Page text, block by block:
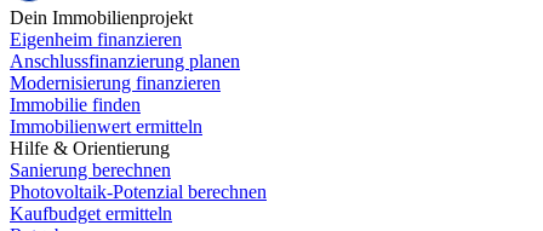
Dein Immobilienprojekt
Eigenheim finanzieren
Anschlussfinanzierung planen
Modernisierung finanzieren
Immobilie finden
Immobilienwert ermitteln
Hilfe & Orientierung
Sanierung berechnen
Photovoltaik-Potenzial berechnen
Kaufbudget ermitteln